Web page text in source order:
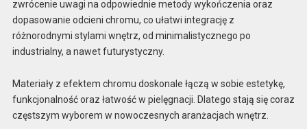
zwrócenie uwagi na odpowiednie metody wykończenia oraz
dopasowanie odcieni chromu, co ułatwi integrację z
różnorodnymi stylami wnętrz, od minimalistycznego po
industrialny, a nawet futurystyczny.
Materiały z efektem chromu doskonale łączą w sobie estetykę,
funkcjonalność oraz łatwość w pielęgnacji. Dlatego stają się coraz
częstszym wyborem w nowoczesnych aranżacjach wnętrz.